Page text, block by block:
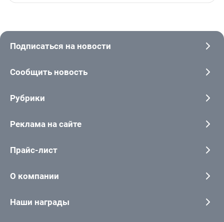
Подписаться на новости
Сообщить новость
Рубрики
Реклама на сайте
Прайс-лист
О компании
Наши награды